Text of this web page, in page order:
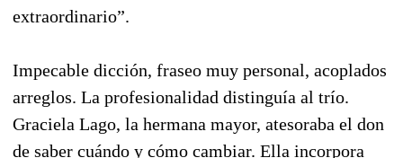
extraordinario”.
Impecable dicción, fraseo muy personal, acoplados
arreglos. La profesionalidad distinguía al trío.
Graciela Lago, la hermana mayor, atesoraba el don
de saber cuándo y cómo cambiar. Ella incorpora